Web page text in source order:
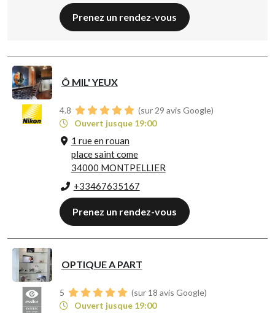
Prenez un rendez-vous
Ô MIL' YEUX
4.8
(sur 29 avis Google)
Ouvert jusque 19:00
1 rue en rouan
place saint come
34000 MONTPELLIER
+33467635167
Prenez un rendez-vous
OPTIQUE A PART
5
(sur 18 avis Google)
Ouvert jusque 19:00